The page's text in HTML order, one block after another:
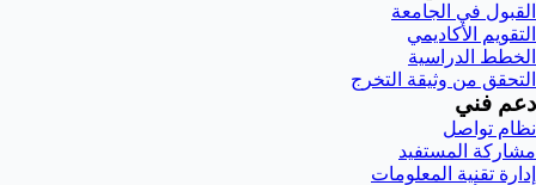
القبول في الجامعة
التقويم الأكاديمي
الخطط الدراسية
التحقق من وثيقة التخرج
دعم فني
نظام تواصل
مشاركة المستفيد
إدارة تقنية المعلومات